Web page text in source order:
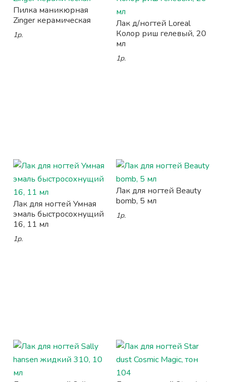
Пилка маникюрная
Zinger керамическая
1р.
Лак д/ногтей Loreal
Колор риш гелевый, 20
мл
1р.
Лак для ногтей Умная
эмаль быстросохнущий
16, 11 мл
1р.
Лак для ногтей Beauty
bomb, 5 мл
1р.